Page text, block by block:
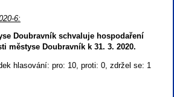
6:
Doubravník schvaluje hospodaření
městyse Doubravník k 31. 3. 2020.
hlasování: pro: 10, proti: 0, zdržel se: 1